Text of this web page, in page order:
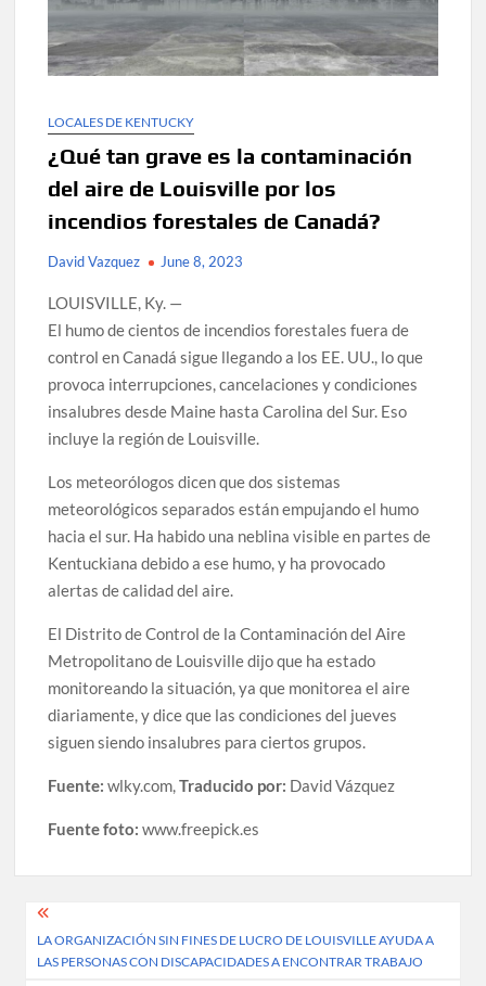
LOCALES DE KENTUCKY
¿Qué tan grave es la contaminación
del aire de Louisville por los
incendios forestales de Canadá?
David Vazquez June 8, 2023
LOUISVILLE, Ky. —
El humo de cientos de incendios forestales fuera de
control en Canadá sigue llegando a los EE. UU., lo que
provoca interrupciones, cancelaciones y condiciones
insalubres desde Maine hasta Carolina del Sur. Eso
incluye la región de Louisville.
Los meteorólogos dicen que dos sistemas
meteorológicos separados están empujando el humo
hacia el sur. Ha habido una neblina visible en partes de
Kentuckiana debido a ese humo, y ha provocado
alertas de calidad del aire.
El Distrito de Control de la Contaminación del Aire
Metropolitano de Louisville dijo que ha estado
monitoreando la situación, ya que monitorea el aire
diariamente, y dice que las condiciones del jueves
siguen siendo insalubres para ciertos grupos.
Fuente: wlky.com,Traducido por: David Vázquez
Fuente foto:www.freepick.es
Post
navigation
LA ORGANIZACIÓN SIN FINES DE LUCRO DE LOUISVILLE AYUDA A
LAS PERSONAS CON DISCAPACIDADES A ENCONTRAR TRABAJO